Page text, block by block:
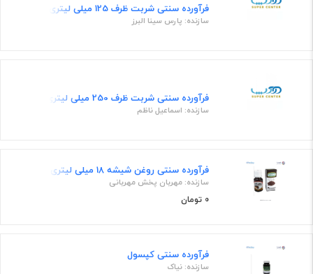
فرآورده سنتی شربت ظرف 125 میلی لیتری
سازنده: پارس سینا البرز
فرآورده سنتی شربت ظرف 250 میلی لیتری
سازنده: اسماعیل ناظم
فرآورده سنتی روغن شیشه 18 میلی لیتری
سازنده: مهربان پخش مهربانی
0 تومان
فرآورده سنتی کپسول
سازنده: نیاک